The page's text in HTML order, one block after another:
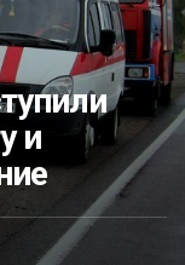
и